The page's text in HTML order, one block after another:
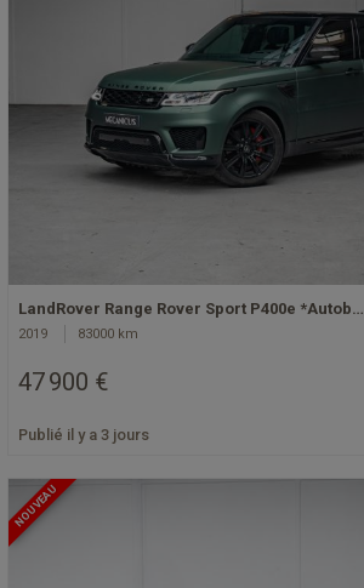
LandRover Range Rover Sport P400e *Autob…
2019 83000 km
47 900 €
Publié il y a 3 jours
NOUVEAU